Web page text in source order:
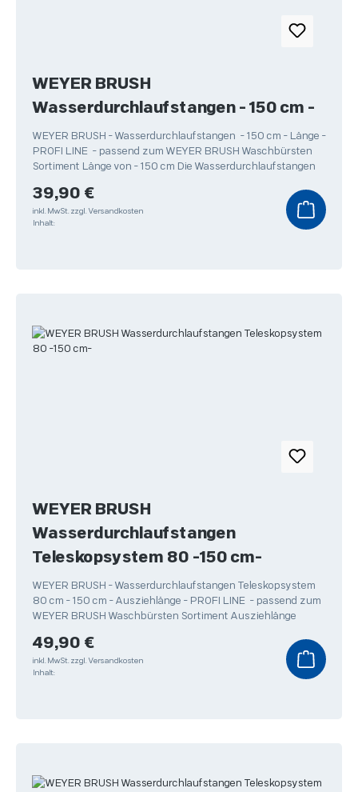
WEYER BRUSH
Wasserdurchlaufstangen - 150 cm -
WEYER BRUSH - Wasserdurchlaufstangen - 150 cm - Länge -
PROFI LINE - passend zum WEYER BRUSH Waschbürsten
Sortiment Länge von - 150 cm Die Wasserdurchlaufstangen
Regulärer Preis:
39,90 €
inkl. MwSt. zzgl. Versandkosten
Inhalt:
WEYER BRUSH
Wasserdurchlaufstangen
Teleskopsystem 80 -150 cm-
WEYER BRUSH - Wasserdurchlaufstangen Teleskopsystem
80 cm - 150 cm - Ausziehlänge - PROFI LINE - passend zum
WEYER BRUSH Waschbürsten Sortiment Ausziehlänge
Regulärer Preis:
49,90 €
inkl. MwSt. zzgl. Versandkosten
Inhalt: